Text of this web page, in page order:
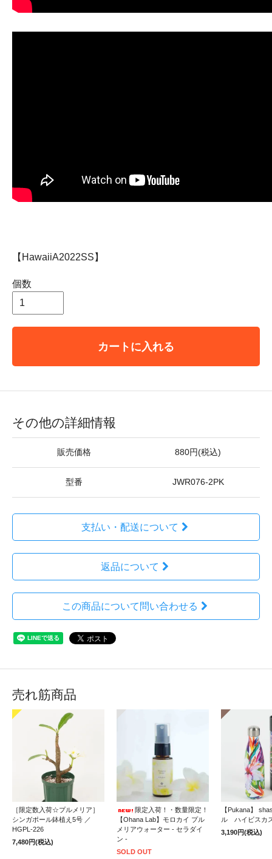
【HawaiiA2022SS】
個数
カートに入れる
その他の詳細情報
販売価格 880円(税込)
型番 JWR076-2PK
支払い・配送について
返品について
この商品について問い合わせる
売れ筋商品
［限定数入荷☆プルメリア］
シンガポール鉢植え5号 ／
HGPL-226
7,480円(税込)
限定入荷！・数量限定！
【Ohana Lab】モロカイ プル
メリアウォーター - セラダイ
ン -
SOLD OUT
【Pukana】
ル ハイビスカ
3,190円(税込)